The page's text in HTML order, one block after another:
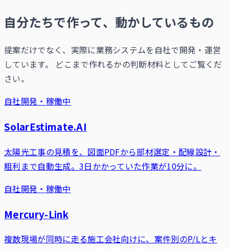
自分たちで作って、動かしているもの
提案だけでなく、実際に業務システムを自社で開発・運営
しています。 どこまで作れるかの判断材料としてご覧くだ
さい。
自社開発・稼働中
SolarEstimate.AI
太陽光工事の見積を、図面PDFから部材選定・配線設計・
粗利まで自動生成。3日かかっていた作業が10分に。
自社開発・稼働中
Mercury-Link
複数現場が同時に走る施工会社向けに、案件別のP/Lとキ